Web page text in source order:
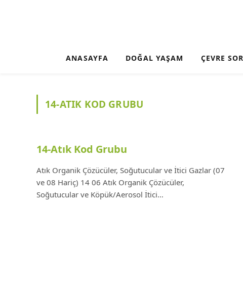
ANASAYFA DOĞAL YAŞAM ÇEVRE
14-ATIK KOD GRUBU
14-Atık Kod Grubu
Atık Organik Çözücüler, Soğutucular ve İtici Gazlar (07
ve 08 Hariç) 14 06 Atık Organik Çözücüler,
Soğutucular ve Köpük/Aerosol İtici…